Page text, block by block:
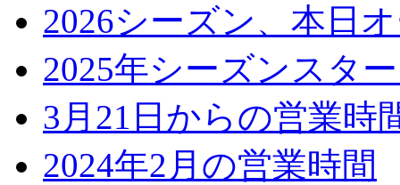
2026シーズン、本日
2025年シーズンスタ
3月21日からの営業時
2024年2月の営業時間